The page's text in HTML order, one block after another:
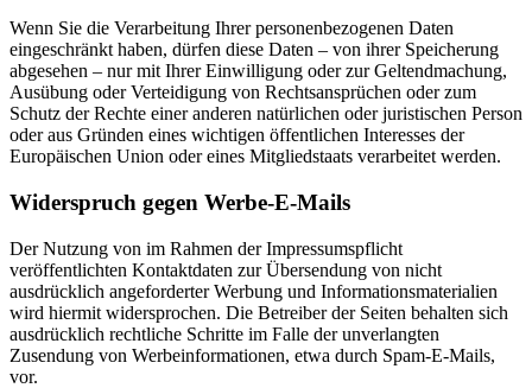
Wenn Sie die Verarbeitung Ihrer personenbezogenen Daten
eingeschränkt haben, dürfen diese Daten – von ihrer Speicherung
abgesehen – nur mit Ihrer Einwilligung oder zur Geltendmachung,
Ausübung oder Verteidigung von Rechtsansprüchen oder zum
Schutz der Rechte einer anderen natürlichen oder juristischen Person
oder aus Gründen eines wichtigen öffentlichen Interesses der
Europäischen Union oder eines Mitgliedstaats verarbeitet werden.
Widerspruch gegen Werbe-E-Mails
Der Nutzung von im Rahmen der Impressumspflicht
veröffentlichten Kontaktdaten zur Übersendung von nicht
ausdrücklich angeforderter Werbung und Informationsmaterialien
wird hiermit widersprochen. Die Betreiber der Seiten behalten sich
ausdrücklich rechtliche Schritte im Falle der unverlangten
Zusendung von Werbeinformationen, etwa durch Spam-E-Mails,
vor.